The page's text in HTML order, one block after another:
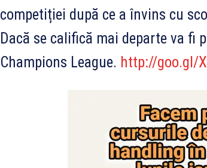
competiției după ce a învins cu
Dacă se califică mai departe va fi
Champions League. http://goo.gl/